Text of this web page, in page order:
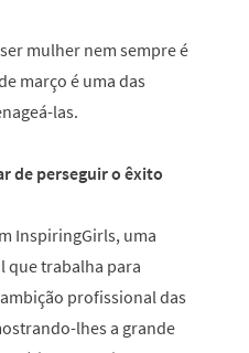
mulher nem sempre é
março é uma das
las.
de perseguir o êxito
InspiringGirls, uma
que trabalha para
profissional das
lhes a grande